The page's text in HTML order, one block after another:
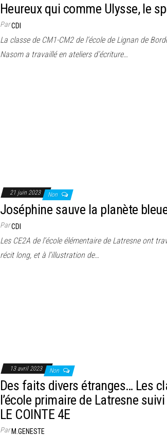
Heureux qui comme Ulysse, le
ParCDI
La classe de CM1-CM2 de l’école de Lignan de
Nasom a travaillé en ateliers d’écriture…
21 juin 2023 Non
Joséphine sauve la planète
ParCDI
Les CE2A de l’école élémentaire de Latresne ont
récit long, et à l’illustration de…
13 avril 2023 Non
Des faits divers étranges… Les
l’école primaire de Latresne
LE COINTE 4E
ParM.GENESTE